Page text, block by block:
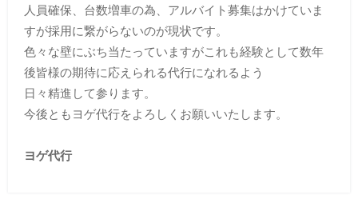
人員確保、台数増車の為、アルバイト募集はかけていま
すが採用に繋がらないのが現状です。
色々な壁にぶち当たっていますがこれも経験として数年
後皆様の期待に応えられる代行になれるよう
日々精進して参ります。
今後ともヨゲ代行をよろしくお願いいたします。
ヨゲ代行